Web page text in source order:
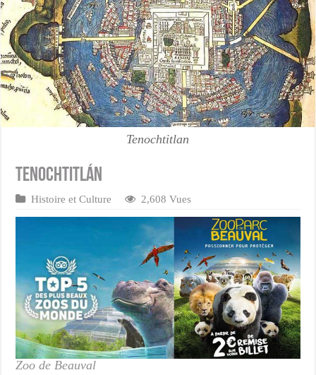
Tenochtitlan
Tenochtitlán
Histoire et Culture 2,608 Vues
Zoo de Beauval